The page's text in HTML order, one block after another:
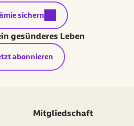
Link:
sichern
gesünderes Leben
abonnieren
Mitgliedschaft